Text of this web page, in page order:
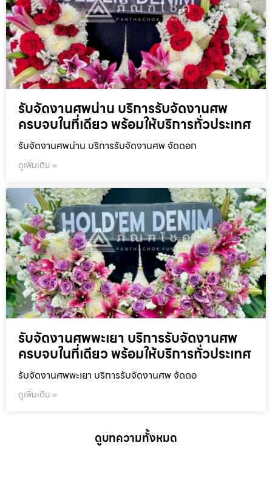
รับจัดงานศพน่าน บริการรับจัดงานศพ
ครบจบในที่เดียว พร้อมให้บริการทั่วประเทศ
รับจัดงานศพน่าน บริการรับจัดงานศพ จัดดอก
ดูเพิ่มเติม »
รับจัดงานศพพะเยา บริการรับจัดงานศพ
ครบจบในที่เดียว พร้อมให้บริการทั่วประเทศ
รับจัดงานศพพะเยา บริการรับจัดงานศพ จัดดอ
ดูเพิ่มเติม »
ดูบทความทั้งหมด